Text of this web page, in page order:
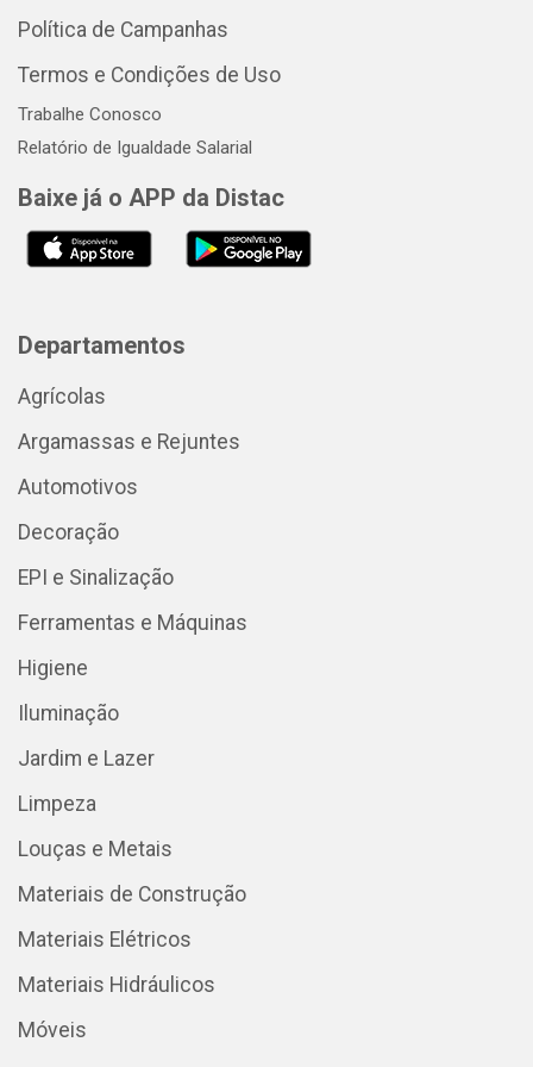
Política de Campanhas
Termos e Condições de Uso
Trabalhe Conosco
Relatório de Igualdade Salarial
Baixe já o APP da Distac
Departamentos
Agrícolas
Argamassas e Rejuntes
Automotivos
Decoração
EPI e Sinalização
Ferramentas e Máquinas
Higiene
Iluminação
Jardim e Lazer
Limpeza
Louças e Metais
Materiais de Construção
Materiais Elétricos
Materiais Hidráulicos
Móveis